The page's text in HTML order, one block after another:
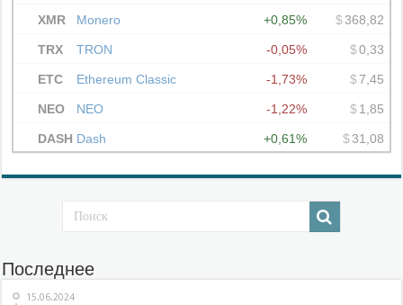
Последнее
15.06.2024